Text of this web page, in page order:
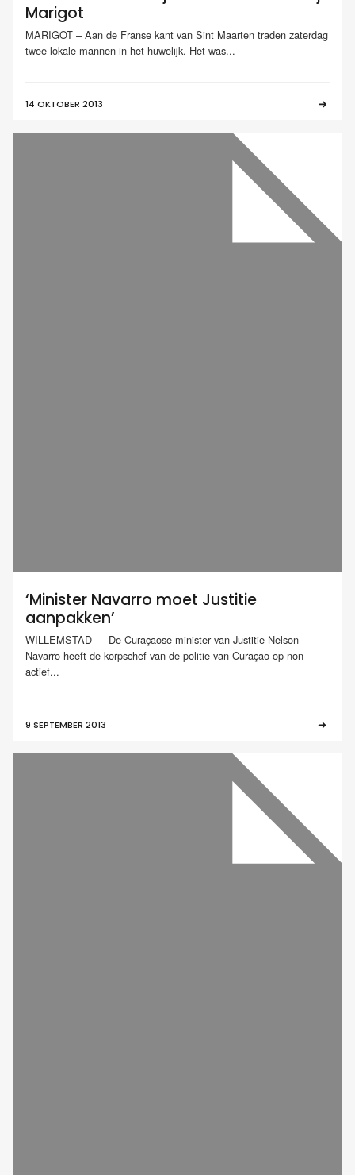
Marigot
MARIGOT – Aan de Franse kant van Sint Maarten traden zaterdag
twee lokale mannen in het huwelijk. Het was...
14 OKTOBER 2013
‘Minister Navarro moet Justitie
aanpakken’
WILLEMSTAD — De Curaçaose minister van Justitie Nelson
Navarro heeft de korpschef van de politie van Curaçao op non-
actief...
9 SEPTEMBER 2013